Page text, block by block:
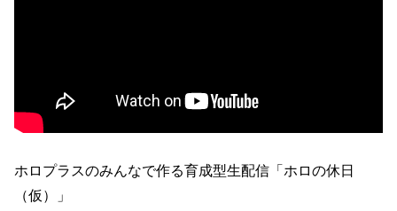
ホロプラスのみんなで作る育成型生配信「ホロの休日
（仮）」